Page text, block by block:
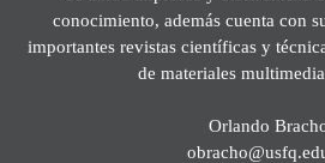
conocimiento, además cuenta con
importantes revistas científicas y
de materiales
Orlando